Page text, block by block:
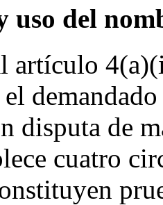
uso del
artículo
disputa de
cuatro